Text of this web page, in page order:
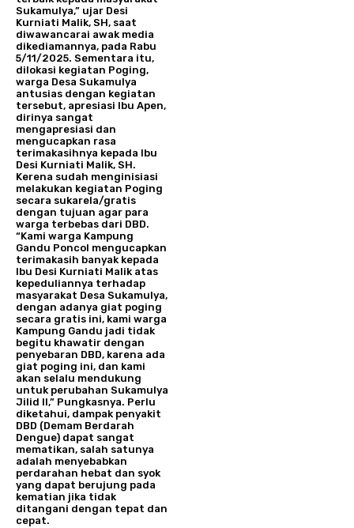
Sukamulya,” ujar Desi
Kurniati Malik, SH, saat
diwawancarai awak media
dikediamannya, pada Rabu
5/11/2025. Sementara itu,
dilokasi kegiatan Poging,
warga Desa Sukamulya
antusias dengan kegiatan
tersebut, apresiasi Ibu Apen,
dirinya sangat
mengapresiasi dan
mengucapkan rasa
terimakasihnya kepada Ibu
Desi Kurniati Malik, SH.
Kerena sudah menginisiasi
melakukan kegiatan Poging
secara sukarela/gratis
dengan tujuan agar para
warga terbebas dari DBD.
“Kami warga Kampung
Gandu Poncol mengucapkan
terimakasih banyak kepada
Ibu Desi Kurniati Malik atas
kepeduliannya terhadap
masyarakat Desa Sukamulya,
dengan adanya giat poging
secara gratis ini, kami warga
Kampung Gandu jadi tidak
begitu khawatir dengan
penyebaran DBD, karena ada
giat poging ini, dan kami
akan selalu mendukung
untuk perubahan Sukamulya
Jilid II,” Pungkasnya. Perlu
diketahui, dampak penyakit
DBD (Demam Berdarah
Dengue) dapat sangat
mematikan, salah satunya
adalah menyebabkan
perdarahan hebat dan syok
yang dapat berujung pada
kematian jika tidak
ditangani dengan tepat dan
cepat.